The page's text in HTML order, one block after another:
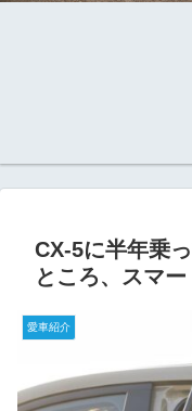
CX-5に半年乗
ところ、スマー
愛車紹介